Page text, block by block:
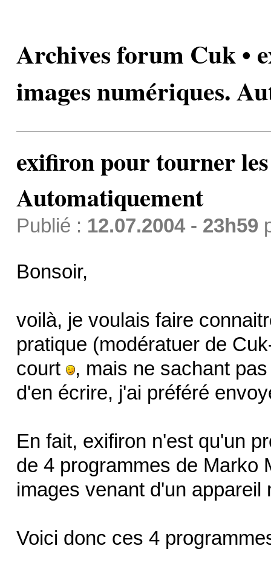
Archives forum Cuk •
images numériques.
exifiron pour tourner
Automatiquement
Publié : 12.07.2004 - 23h59
Bonsoir,
voilà, je voulais faire
pratique (modératuer de
court
, mais ne sachant
d'en écrire, j'ai préféré
En fait, exifiron n'est qu'un
de 4 programmes de Marko
images venant d'un appareil
Voici donc ces 4